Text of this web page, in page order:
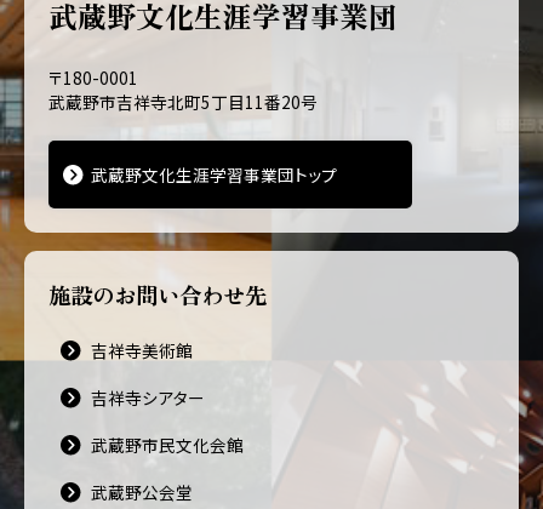
武蔵野文化生涯学習事業団
〒180-0001
武蔵野市吉祥寺北町5丁目11番20号
武蔵野文化生涯学習事業団トップ
施設のお問い合わせ先
吉祥寺美術館
吉祥寺シアター
武蔵野市民文化会館
武蔵野公会堂